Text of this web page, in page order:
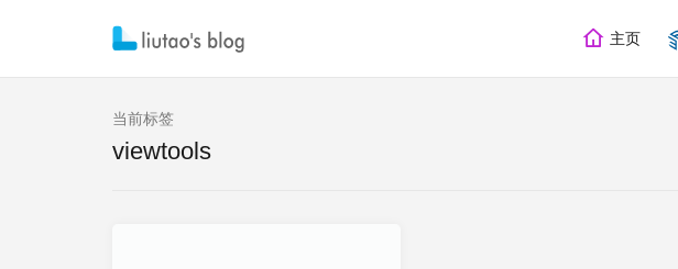
主页
当前标签
viewtools